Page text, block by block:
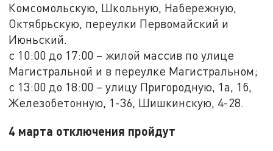
Комсомольскую, Школьную, Набережную,
Октябрьскую, переулки Первомайский и
Июньский.
с 10:00 до 17:00 – жилой массив по улице
Магистральной и в переулке Магистральном;
с 13:00 до 18:00 – улицу Пригородную, 1а, 1б,
Железобетонную, 1-36, Шишкинскую, 4-28.
4 марта отключения пройдут